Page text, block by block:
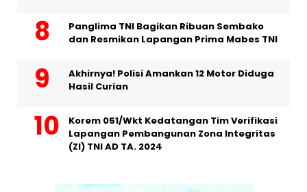
Panglima TNI Bagikan Ribuan Sembako
dan Resmikan Lapangan Prima Mabes TNI
Akhirnya! Polisi Amankan 12 Motor Diduga
Hasil Curian
Korem 051/Wkt Kedatangan Tim Verifikasi
Lapangan Pembangunan Zona Integritas
(ZI) TNI AD TA. 2024